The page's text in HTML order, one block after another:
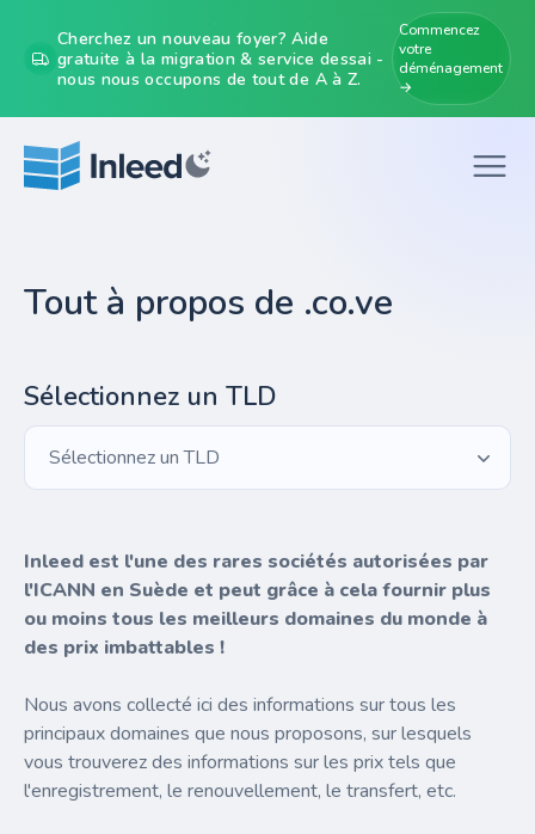
Cherchez un nouveau foyer? Aide
gratuite à la migration & service dessai -
nous nous occupons de tout de A à Z.
Commencez
votre
déménagement
→
Tout à propos de .co.ve
Sélectionnez un TLD
Sélectionnez un TLD
Inleed est l'une des rares sociétés autorisées par
l'ICANN en Suède et peut grâce à cela fournir plus
ou moins tous les meilleurs domaines du monde à
des prix imbattables !
Nous avons collecté ici des informations sur tous les
principaux domaines que nous proposons, sur lesquels
vous trouverez des informations sur les prix tels que
l'enregistrement, le renouvellement, le transfert, etc.